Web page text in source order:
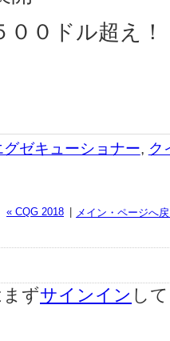
０ドル超え！
グゼキューショナー, ク
« CQG 2018 | メイン・ページへ
ずサインイン し